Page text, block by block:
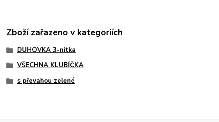
Zboží zařazeno v kategoriích
DUHOVKA 3-nitka
VŠECHNA KLUBÍČKA
s převahou zelené